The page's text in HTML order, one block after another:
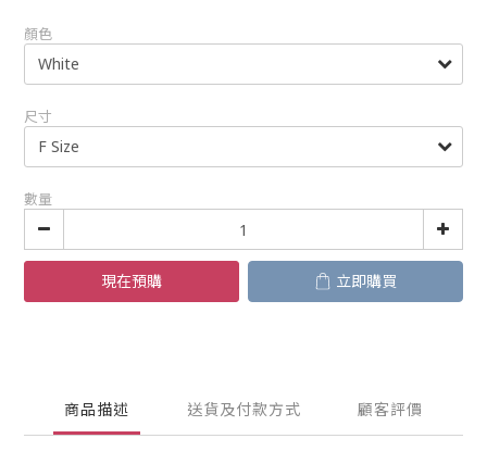
顏色
尺寸
數量
現在預購 立即購買
商品描述 送貨及付款方式 顧客評價